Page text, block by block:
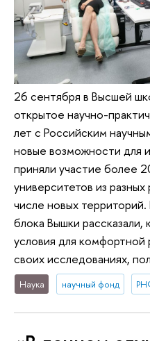
26 сентября в Высшей
открытое научно-
лет с Российским
новые возможности для
приняли участие более
университетов из
числе новых
блока Вышки
условия для
своих исследованиях,
Наука научный фонд